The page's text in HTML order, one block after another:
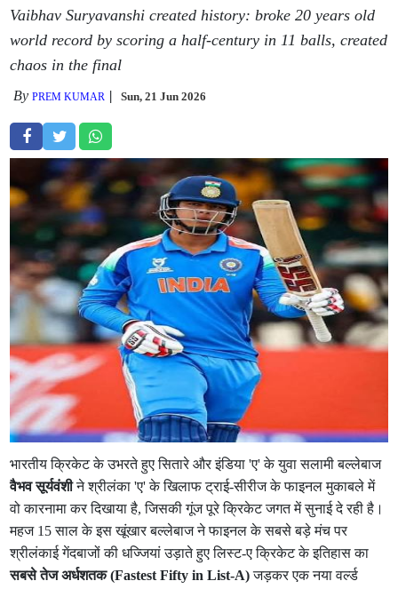
Vaibhav Suryavanshi created history: broke 20 years old
world record by scoring a half-century in 11 balls, created
chaos in the final
ByPREM KUMAR Sun, 21 Jun 2026
भारतीय क्रिकेट के उभरते हुए सितारे और इंडिया 'ए' के युवा सलामी बल्लेबाज
वैभव सूर्यवंशीने श्रीलंका 'ए' के खिलाफ ट्राई-सीरीज के फाइनल मुकाबले में
वो कारनामा कर दिखाया है, जिसकी गूंज पूरे क्रिकेट जगत में सुनाई दे रही है।
महज 15 साल के इस खूंखार बल्लेबाज ने फाइनल के सबसे बड़े मंच पर
श्रीलंकाई गेंदबाजों की धज्जियां उड़ाते हुए लिस्ट-ए क्रिकेट के इतिहास का
सबसे तेज अर्धशतक (Fastest Fifty in List-A)जड़कर एक नया वर्ल्ड